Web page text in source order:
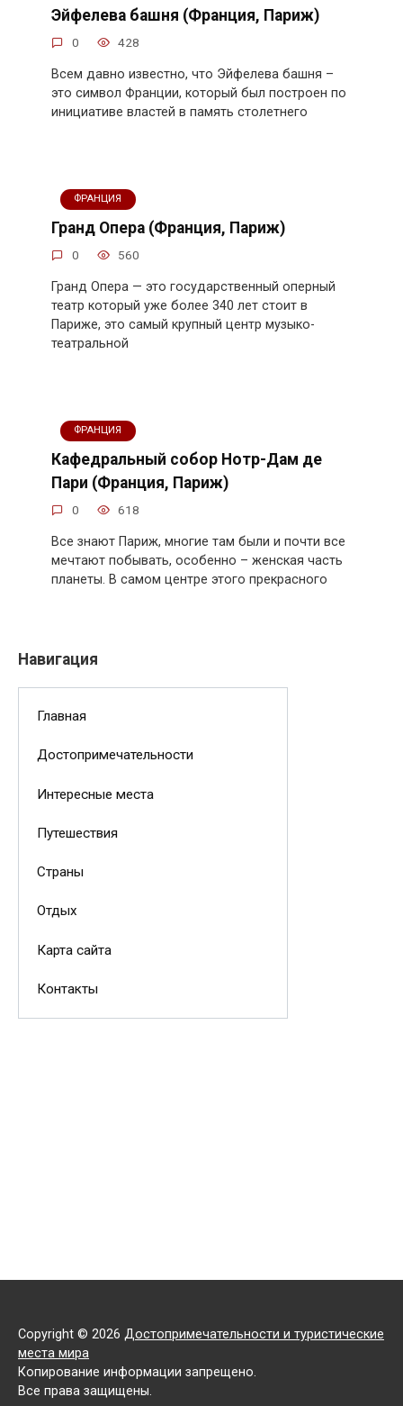
Эйфелева башня (Франция, Париж)
0 428
Всем давно известно, что Эйфелева башня –
это символ Франции, который был построен по
инициативе властей в память столетнего
ФРАНЦИЯ
Гранд Опера (Франция, Париж)
0 560
Гранд Опера — это государственный оперный
театр который уже более 340 лет стоит в
Париже, это самый крупный центр музыко-
театральной
ФРАНЦИЯ
Кафедральный собор Нотр-Дам де
Пари (Франция, Париж)
0 618
Все знают Париж, многие там были и почти все
мечтают побывать, особенно – женская часть
планеты. В самом центре этого прекрасного
Навигация
Главная
Достопримечательности
Интересные места
Путешествия
Страны
Отдых
Карта сайта
Контакты
Copyright © 2026 Достопримечательности и туристические
места мира
Копирование информации запрещено.
Все права защищены.